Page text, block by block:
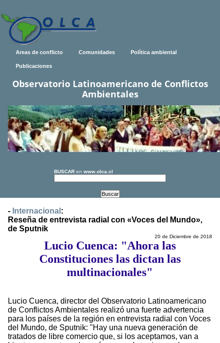
Areas de conflicto Comunidades Política ambiental
Publicaciones
Observatorio Latinoamericano de Conflictos
Ambientales
BUSCAR en www.olca.cl
- Internacional :
Reseña de entrevista radial con «Voces del Mundo»,
de Sputnik
20 de Diciembre de 2018
Lucio Cuenca: "Ahora las
Constituciones las dictan las
multinacionales"
Lucio Cuenca, director del Observatorio Latinoamericano
de Conflictos Ambientales realizó una fuerte advertencia
para los países de la región en entrevista radial con Voces
del Mundo, de Sputnik: "Hay una nueva generación de
tratados de libre comercio que, si los aceptamos, van a